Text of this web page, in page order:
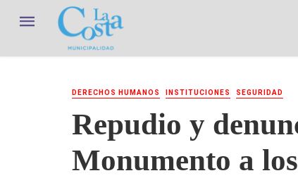
DERECHOS HUMANOS INSTITUCIONES SEGURIDAD
Repudio y
Monumento a